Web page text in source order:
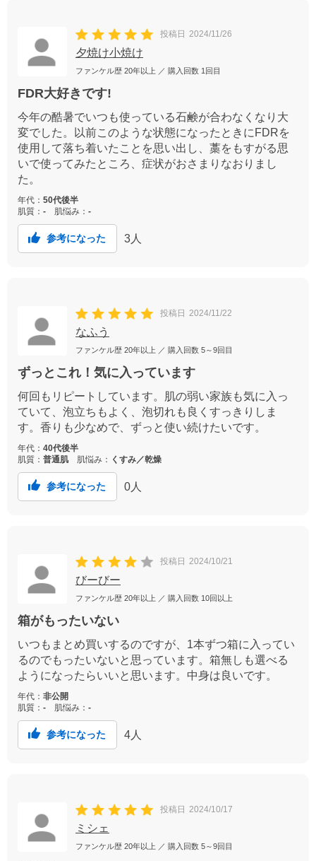
投稿日 2024/11/26
夕焼け小焼け
ファンケル歴 20年以上 ／ 購入回数 1回目
FDR大好きです!
今年の酷暑でいつも使っている石鹸が合わなくなり大
変でした。以前このような状態になったときにFDRを
使用して落ち着いたことを思い出し、藁をもすがる思
いで使ってみたところ、症状がおさまりなおりまし
た。
年代： 50代後半
肌質： - 肌悩み： -
参考になった 3 人
投稿日 2024/11/22
なふう
ファンケル歴 20年以上 ／ 購入回数 5～9回目
ずっとこれ！気に入っています
何回もリピートしています。肌の弱い家族も気に入っ
ていて、泡立ちもよく、泡切れも良くすっきりしま
す。香りも少なめで、ずっと使い続けたいです。
年代： 40代後半
肌質： 普通肌 肌悩み： くすみ／乾燥
参考になった 0 人
投稿日 2024/10/21
びーびー
ファンケル歴 20年以上 ／ 購入回数 10回以上
箱がもったいない
いつもまとめ買いするのですが、1本ずつ箱に入ってい
るのでもったいないと思っています。箱無しも選べる
ようになったらいいと思います。中身は良いです。
年代： 非公開
肌質： - 肌悩み： -
参考になった 4 人
投稿日 2024/10/17
ミシェ
ファンケル歴 20年以上 ／ 購入回数 5～9回目